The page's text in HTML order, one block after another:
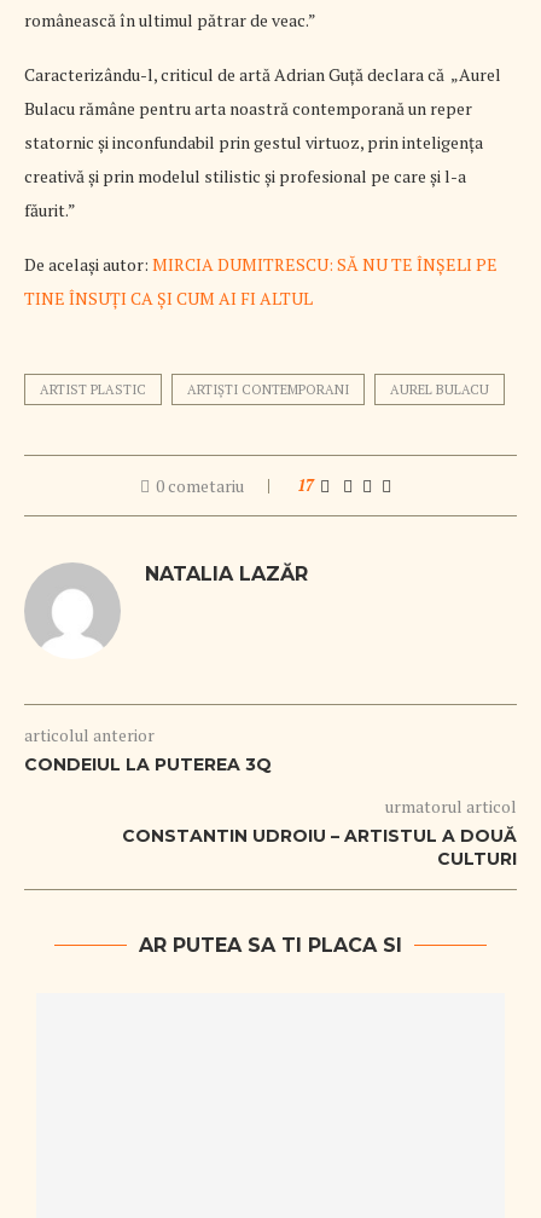
românească în ultimul pătrar de veac.”
Caracterizându-l, criticul de artă Adrian Guță declara că „Aurel
Bulacu rămâne pentru arta noastră contemporană un reper
statornic şi inconfundabil prin gestul virtuoz, prin inteligenţa
creativă şi prin modelul stilistic şi profesional pe care şi l-a
făurit.”
De același autor: MIRCIA DUMITRESCU: SĂ NU TE ÎNȘELI PE
TINE ÎNSUȚI CA ȘI CUM AI FI ALTUL
ARTIST PLASTIC ARTIȘTI CONTEMPORANI AUREL BULACU
0 cometariu 17
NATALIA LAZĂR
articolul anterior
CONDEIUL LA PUTEREA 3Q
urmatorul articol
CONSTANTIN UDROIU – ARTISTUL A DOUĂ
CULTURI
AR PUTEA SA TI PLACA SI